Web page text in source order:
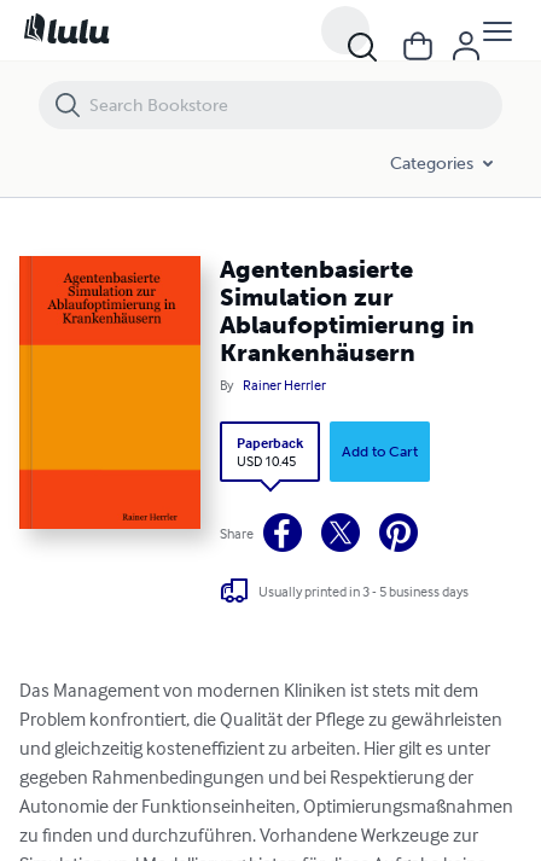
Categories
Agentenbasierte
Simulation zur
Ablaufoptimierung in
Krankenhäusern
By Rainer Herrler
Paperback
USD 10.45
Add to Cart
Share
Usually printed in 3 - 5 business days
Das Management von modernen Kliniken ist stets mit dem
Problem konfrontiert, die Qualität der Pflege zu gewährleisten
und gleichzeitig kosteneffizient zu arbeiten. Hier gilt es unter
gegeben Rahmenbedingungen und bei Respektierung der
Autonomie der Funktionseinheiten, Optimierungsmaßnahmen
zu finden und durchzuführen. Vorhandene Werkzeuge zur
Agentenbasierte Simulation zur Ablaufoptimierung in